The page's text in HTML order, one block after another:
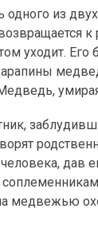
из
уходит.
дав
медвежью